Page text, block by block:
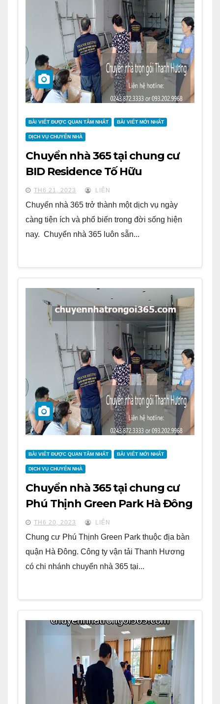
BÀI VIẾT ĐƯỢC QUAN TÂM NHẤT BÀI VIẾT MỚI NHẤT
DỊCH VỤ CHUYỂN NHÀ
Chuyển nhà 365 tại chung cư
BID Residence Tố Hữu
TH6 21, 2023 LIÊN
Chuyển nhà 365 trở thành một dịch vụ ngày
càng tiện ích và phổ biến trong đời sống hiện
nay. Chuyển nhà 365 luôn sẵn...
BÀI VIẾT ĐƯỢC QUAN TÂM NHẤT BÀI VIẾT MỚI NHẤT
DỊCH VỤ CHUYỂN NHÀ
Chuyển nhà 365 tại chung cư
Phú Thịnh Green Park Hà Đông
TH6 20, 2023 LIÊN
Chung cư Phú Thịnh Green Park thuộc địa bàn
quận Hà Đông. Công ty vận tải Thanh Hương
có chi nhánh chuyển nhà 365 tại...